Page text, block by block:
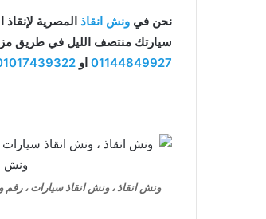
نحن في ونش انقاذ المصرية لإنقاذ
سيارتك منتصف الليل في طريق
01144849927 او
ونش انقاذ ، ونش انقاذ سيارات ،